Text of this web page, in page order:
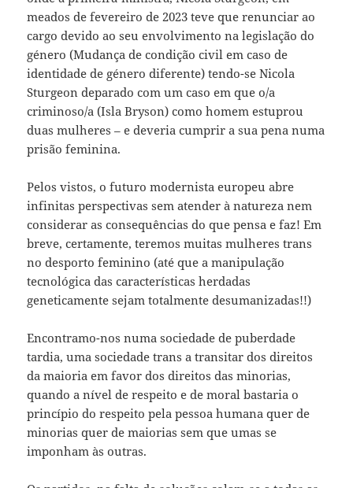
meados de fevereiro de 2023 teve que renunciar ao
cargo devido ao seu envolvimento na legislação do
género (Mudança de condição civil em caso de
identidade de género diferente) tendo-se Nicola
Sturgeon deparado com um caso em que o/a
criminoso/a (Isla Bryson) como homem estuprou
duas mulheres – e deveria cumprir a sua pena numa
prisão feminina.
Pelos vistos, o futuro modernista europeu abre
infinitas perspectivas sem atender à natureza nem
considerar as consequências do que pensa e faz! Em
breve, certamente, teremos muitas mulheres trans
no desporto feminino (até que a manipulação
tecnológica das características herdadas
geneticamente sejam totalmente desumanizadas!!)
Encontramo-nos numa sociedade de puberdade
tardia, uma sociedade trans a transitar dos direitos
da maioria em favor dos direitos das minorias,
quando a nível de respeito e de moral bastaria o
princípio do respeito pela pessoa humana quer de
minorias quer de maiorias sem que umas se
imponham às outras.